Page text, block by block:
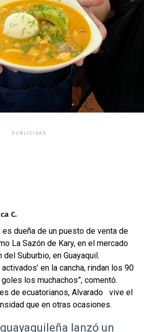
PUBLICIDAD
C.
es dueña de un puesto de venta de
La Sazón de Kary, en el mercado
Suburbio, en Guayaquil.
en la cancha, rindan los 90
los muchachos”, comentó.
de ecuatorianos, Alvarado vive el
que en otras ocasiones.
lanzó un